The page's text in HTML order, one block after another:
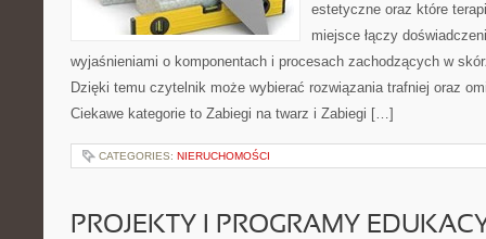
estetyczne oraz które
miejsce łączy
wyjaśnieniami o komponentach i procesach zachodzących w
Dzięki temu czytelnik może wybierać rozwiązania trafniej oraz
Ciekawe kategorie to Zabiegi na twarz i Zabiegi […]
CATEGORIES: NIERUCHOMOŚCI
PROJEKTY I PROGRAMY